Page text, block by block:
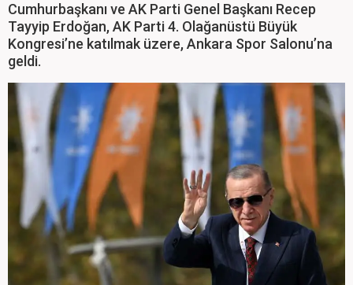
Cumhurbaşkanı ve AK Parti Genel Başkanı Recep
Tayyip Erdoğan, AK Parti 4. Olağanüstü Büyük
Kongresi’ne katılmak üzere, Ankara Spor Salonu’na
geldi.